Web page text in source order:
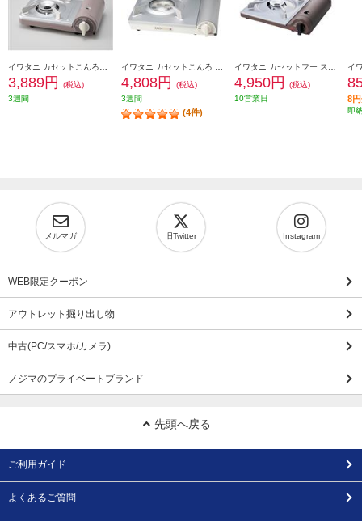
3,889円
(税込)
3週間
4,808円
(税込)
3週間
(4件)
4,950円
(税込)
10営業日
8
即
メルマガ 旧Twitter Instagram
WEB限定クーポン
アウトレット掘り出し物
中古(PC/スマホ/カメラ)
ノジマのプライベートブランド
先頭へ戻る
ご利用ガイド
よくあるご質問